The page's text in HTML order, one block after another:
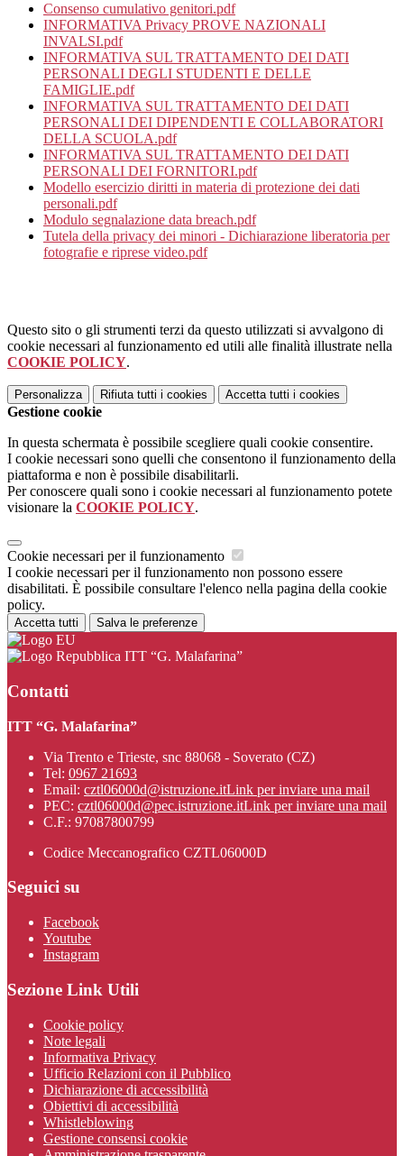
Consenso cumulativo genitori.pdf
INFORMATIVA Privacy PROVE NAZIONALI
INVALSI.pdf
INFORMATIVA SUL TRATTAMENTO DEI DATI
PERSONALI DEGLI STUDENTI E DELLE
FAMIGLIE.pdf
INFORMATIVA SUL TRATTAMENTO DEI DATI
PERSONALI DEI DIPENDENTI E COLLABORATORI
DELLA SCUOLA.pdf
INFORMATIVA SUL TRATTAMENTO DEI DATI
PERSONALI DEI FORNITORI.pdf
Modello esercizio diritti in materia di protezione dei dati
personali.pdf
Modulo segnalazione data breach.pdf
Tutela della privacy dei minori - Dichiarazione liberatoria per
fotografie e riprese video.pdf
Questo sito o gli strumenti terzi da questo utilizzati si avvalgono di
cookie necessari al funzionamento ed utili alle finalità illustrate nella
COOKIE POLICY.
Personalizza Rifiuta tutti i cookies Accetta tutti i cookies
Gestione cookie
In questa schermata è possibile scegliere quali cookie consentire.
I cookie necessari sono quelli che consentono il funzionamento della
piattaforma e non è possibile disabilitarli.
Per conoscere quali sono i cookie necessari al funzionamento potete
visionare la COOKIE POLICY.
Cookie necessari per il funzionamento
I cookie necessari per il funzionamento non possono essere
disabilitati. È possibile consultare l'elenco nella pagina della cookie
policy.
Accetta tutti Salva le preferenze
ITT “G. Malafarina”
Contatti
ITT “G. Malafarina”
Via Trento e Trieste, snc 88068 - Soverato (CZ)
Tel: 0967 21693
Email: cztl06000d@istruzione.itLink per inviare una mail
PEC: cztl06000d@pec.istruzione.itLink per inviare una mail
C.F.: 97087800799
Codice Meccanografico CZTL06000D
Seguici su
Facebook
Youtube
Instagram
Sezione Link Utili
Cookie policy
Note legali
Informativa Privacy
Ufficio Relazioni con il Pubblico
Dichiarazione di accessibilità
Obiettivi di accessibilità
Whistleblowing
Gestione consensi cookie